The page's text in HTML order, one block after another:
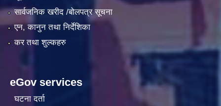
सार्वजनिक खरीद /बोलपत्र सूचना
एन, कानुन तथा निर्देशिका
कर तथा शुल्कहरु
eGov services
घटना दर्ता